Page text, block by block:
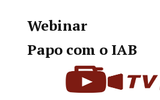
Webinar
Papo com o IAB